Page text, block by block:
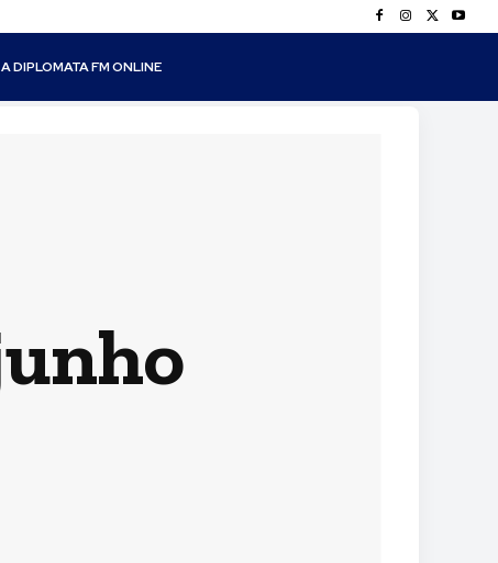
DIPLOMATA FM ONLINE